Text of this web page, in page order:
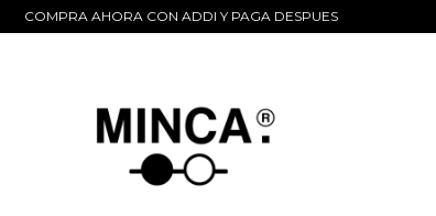
COMPRA AHORA CON ADDI Y PAGA DESPUES